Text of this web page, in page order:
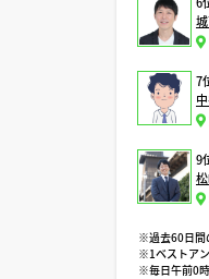
7
9
※過去60日間
※1ベストア
※毎日午前0